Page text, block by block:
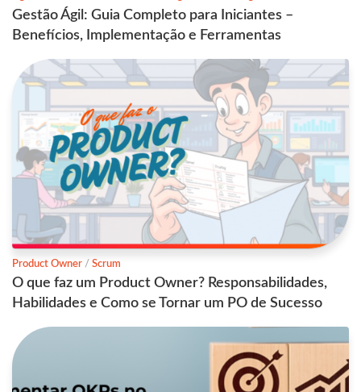
Gestão Ágil: Guia Completo para Iniciantes –
Benefícios, Implementação e Ferramentas
Product Owner / Scrum
O que faz um Product Owner? Responsabilidades,
Habilidades e Como se Tornar um PO de Sucesso